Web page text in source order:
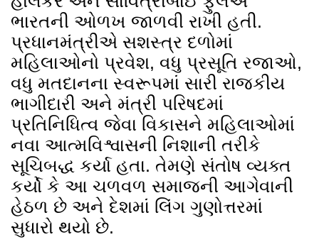
ભારતની ઓળખ જાળવી રાખી હતી.
પ્રધાનમંત્રીએ સશસ્ત્ર દળોમાં
મહિલાઓનો પ્રવેશ, વધુ પ્રસૂતિ રજાઓ,
વધુ મતદાનના સ્વરૂપમાં સારી રાજકીય
ભાગીદારી અને મંત્રી પરિષદમાં
પ્રતિનિધિત્વ જેવા વિકાસને મહિલાઓમાં
નવા આત્મવિશ્વાસની નિશાની તરીકે
સૂચિબદ્ધ કર્યા હતા. તેમણે સંતોષ વ્યક્ત
કર્યો કે આ ચળવળ સમાજની આગેવાની
હેઠળ છે અને દેશમાં લિંગ ગુણોત્તરમાં
સુધારો થયો છે.